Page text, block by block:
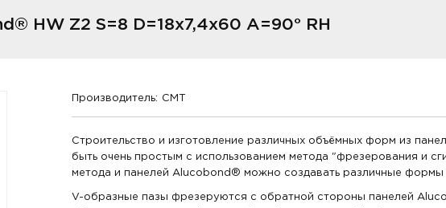
HW Z2 S=8 D=18x7,4x60 A=90° RH
Производитель: CMT
Строительство и изготовление различных объёмных форм из
быть очень простым с использованием метода "фрезерования и
метода и панелей Alucobond® можно создавать различные формы
V-образные пазы фрезеруются с обратной стороны панелей